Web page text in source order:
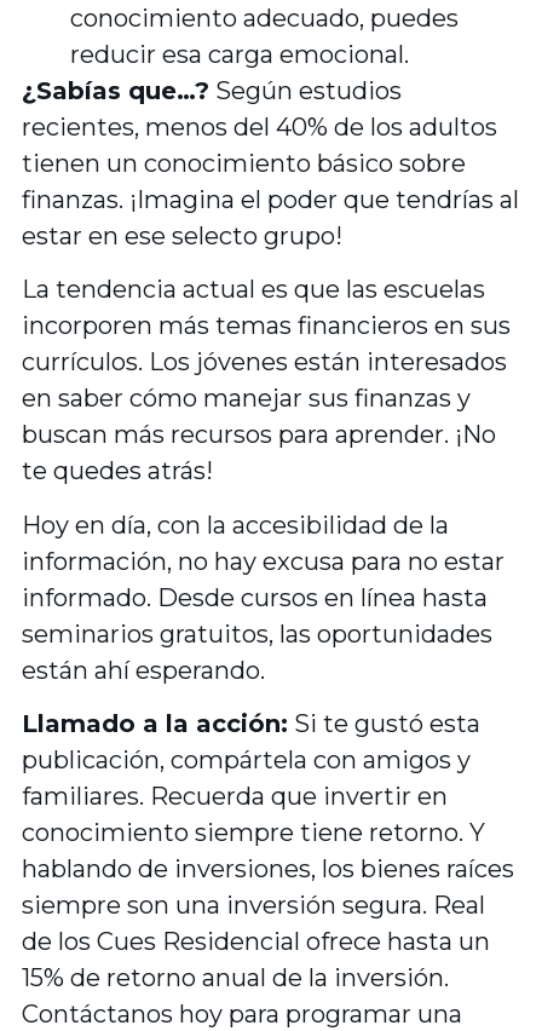
conocimiento adecuado, puedes
reducir esa carga emocional.
¿Sabías que…? Según estudios
recientes, menos del 40% de los adultos
tienen un conocimiento básico sobre
finanzas. ¡Imagina el poder que tendrías al
estar en ese selecto grupo!
La tendencia actual es que las escuelas
incorporen más temas financieros en sus
currículos. Los jóvenes están interesados
en saber cómo manejar sus finanzas y
buscan más recursos para aprender. ¡No
te quedes atrás!
Hoy en día, con la accesibilidad de la
información, no hay excusa para no estar
informado. Desde cursos en línea hasta
seminarios gratuitos, las oportunidades
están ahí esperando.
Llamado a la acción: Si te gustó esta
publicación, compártela con amigos y
familiares. Recuerda que invertir en
conocimiento siempre tiene retorno. Y
hablando de inversiones, los bienes raíces
siempre son una inversión segura. Real
de los Cues Residencial ofrece hasta un
15% de retorno anual de la inversión.
Contáctanos hoy para programar una